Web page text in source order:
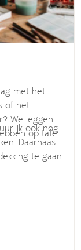
met het
of het
We leggen
op tafel
ook nog
Daarnaast
te gaan